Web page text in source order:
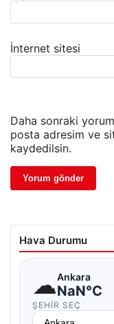
İnternet sitesi
Daha sonraki
posta adresim ve
kaydedilsin.
Hava Durumu
☁Ankara
NaN°C
ŞEHIR SEÇ